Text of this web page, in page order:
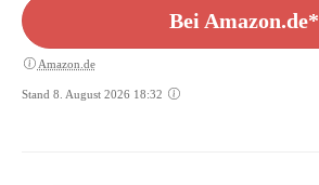
Bei Amazon.de*
Amazon.de
Stand 8. August 2026 18:32